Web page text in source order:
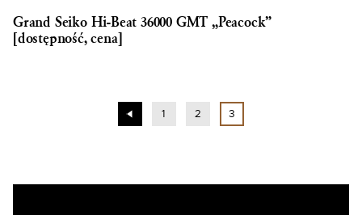
Grand Seiko Hi-Beat 36000 GMT „Peacock”
[dostępność, cena]
1 2 3